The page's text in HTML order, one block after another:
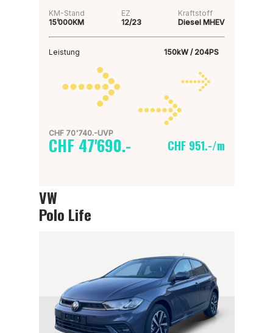
KM-Stand
15’000KM
EZ
12/23
Kraftstoff
Diesel MHEV
Leistung 150kW / 204PS
CHF 70'740.-UVP
CHF 47'690.- CHF 951.-/m
VW
Polo Life